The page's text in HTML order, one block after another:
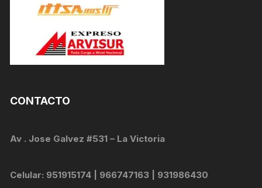
CONTACTO
Av . Jose Galvez #531 – La Victoria
Celular: 951915174 | 966747163 | 931986430